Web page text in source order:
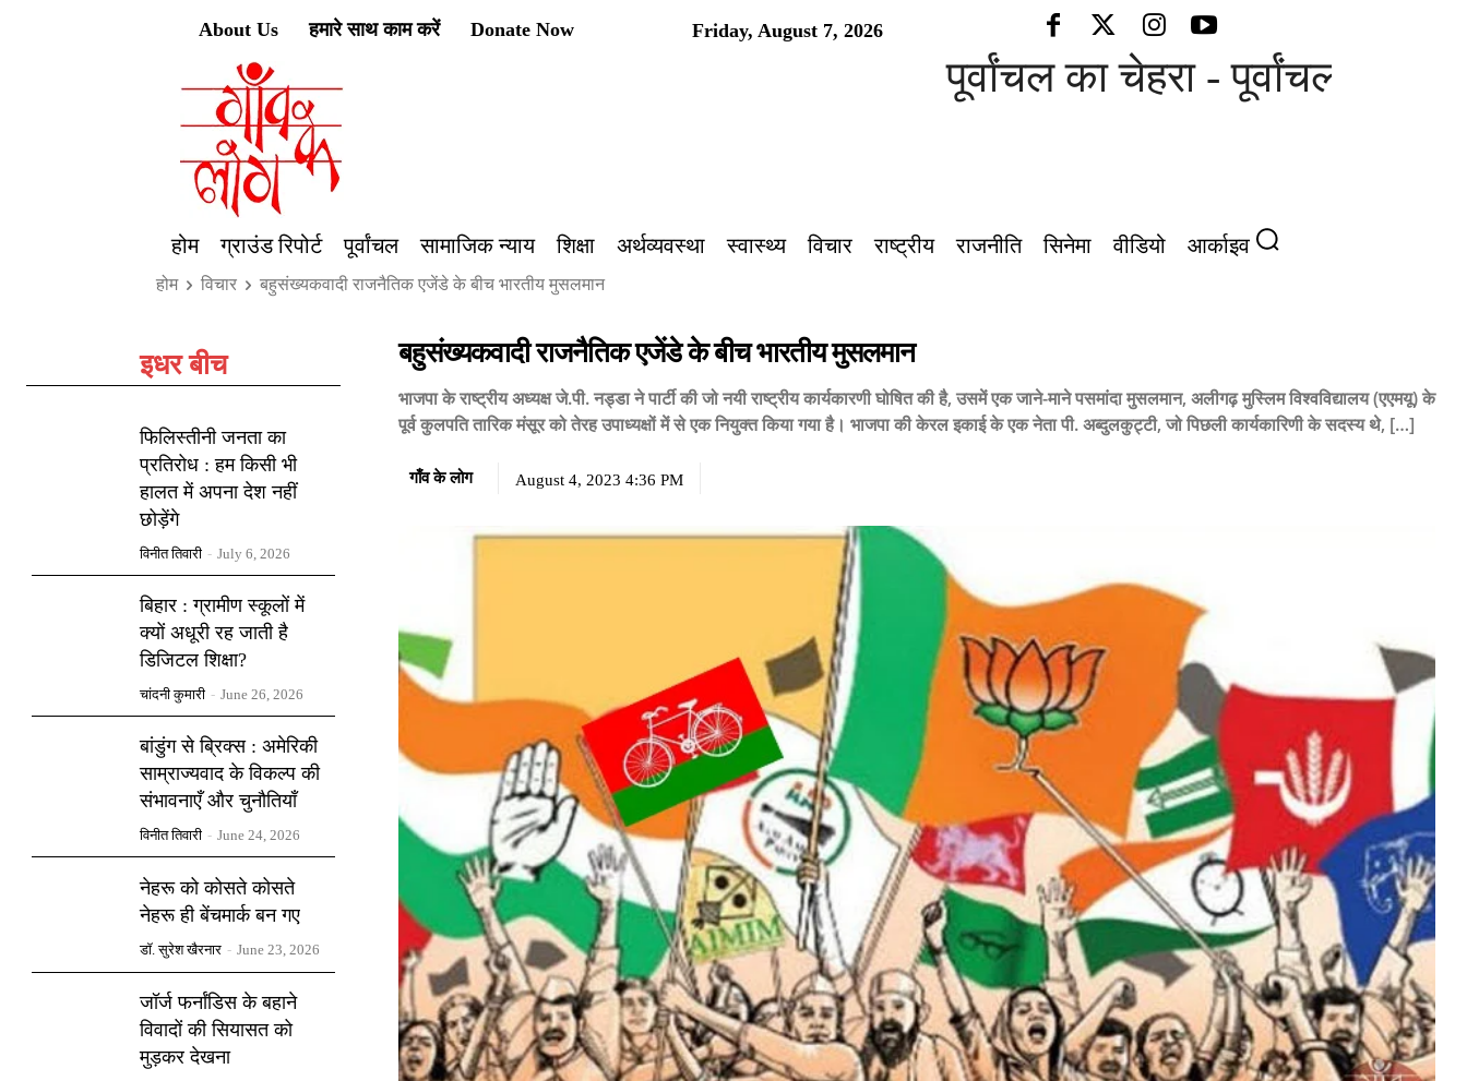
Friday, August 7, 2026
About Us हमारे साथ काम करें Donate Now
पूर्वांचल का चेहरा - पूर्वांचल की आवाज़
होम ग्राउंड रिपोर्ट पूर्वांचल सामाजिक न्याय शिक्षा अर्थव्यवस्था स्वास्थ्य विचार राष्ट्रीय राजनीति सिनेमा वीडियो आर्काइव
होम विचार बहुसंख्यकवादी राजनैतिक एजेंडे के बीच भारतीय मुसलमान
इधर बीच
फिलिस्तीनी जनता का
प्रतिरोध : हम किसी भी
हालत में अपना देश नहीं
छोड़ेंगे
विनीत तिवारी - July 6, 2026
बिहार : ग्रामीण स्कूलों में
क्यों अधूरी रह जाती है
डिजिटल शिक्षा?
चांदनी कुमारी - June 26, 2026
बांडुंग से ब्रिक्स : अमेरिकी
साम्राज्यवाद के विकल्प की
संभावनाएँ और चुनौतियाँ
विनीत तिवारी - June 24, 2026
नेहरू को कोसते कोसते
नेहरू ही बेंचमार्क बन गए
डॉ. सुरेश खैरनार - June 23, 2026
जॉर्ज फर्नांडिस के बहाने
विवादों की सियासत को
मुड़कर देखना
बहुसंख्यकवादी राजनैतिक एजेंडे के बीच भारतीय मुसलमान
भाजपा के राष्ट्रीय अध्यक्ष जे.पी. नड्डा ने पार्टी की जो नयी राष्ट्रीय कार्यकारणी घोषित की है, उसमें एक जाने-माने पसमांदा मुसलमान, अलीगढ़ मुस्लिम विश्वविद्यालय (एएमयू) के
पूर्व कुलपति तारिक मंसूर को तेरह उपाध्यक्षों में से एक नियुक्त किया गया है। भाजपा की केरल इकाई के एक नेता पी. अब्दुलकुट्टी, जो पिछली कार्यकारिणी के सदस्य थे, […]
गाँव के लोग August 4, 2023 4:36 PM